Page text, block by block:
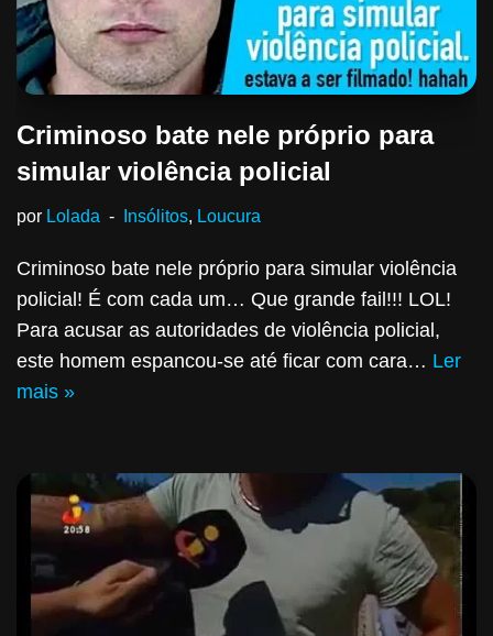
Criminoso bate nele próprio para
simular violência policial
por Lolada Insólitos, Loucura
Criminoso bate nele próprio para simular violência
policial! É com cada um… Que grande fail!!! LOL!
Para acusar as autoridades de violência policial,
este homem espancou-se até ficar com cara… Ler
mais »